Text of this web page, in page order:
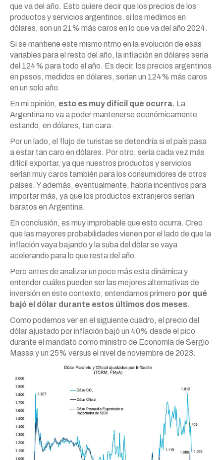
que va del año. Esto quiere decir que los precios de los
productos y servicios argentinos, si los medimos en
dólares, son un 21% más caros en lo que va del año 2024.
Si se mantiene este mismo ritmo en la evolución de esas
variables para el resto del año, la inflación en dólares sería
del 124% para todo el año. Es decir, los precios argentinos
en pesos, medidos en dólares, serían un 124% más caros
en un solo año.
En mi opinión, esto es muy difícil que ocurra. La
Argentina no va a poder mantenerse económicamente
estando, en dólares, tan cara.
Por un lado, el flujo de turistas se detendría si el país pasa
a estar tan caro en dólares. Por otro, sería cada vez más
difícil exportar, ya que nuestros productos y servicios
serían muy caros también para los consumidores de otros
países. Y además, eventualmente, habría incentivos para
importar más, ya que los productos extranjeros serían
baratos en Argentina.
En conclusión, es muy improbable que esto ocurra. Creo
que las mayores probabilidades vienen por el lado de que la
inflación vaya bajando y la suba del dólar se vaya
acelerando para lo que resta del año.
Pero antes de analizar un poco más esta dinámica y
entender cuáles pueden ser las mejores alternativas de
inversión en este contexto, entendamos primero por qué
bajó el dólar durante estos últimos dos meses.
Como podemos ver en el siguiente cuadro, el precio del
dólar ajustado por inflación bajó un 40% desde el pico
durante el mandato como ministro de Economía de Sergio
Massa y un 25% versus el nivel de noviembre de 2023.